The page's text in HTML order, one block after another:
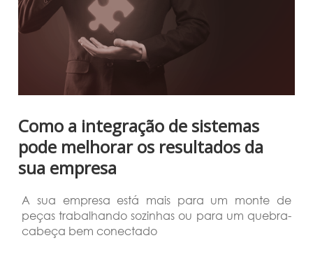
Como a integração de sistemas
pode melhorar os resultados da
sua empresa
A sua empresa está mais para um monte de
peças trabalhando sozinhas ou para um quebra-
cabeça bem conectado